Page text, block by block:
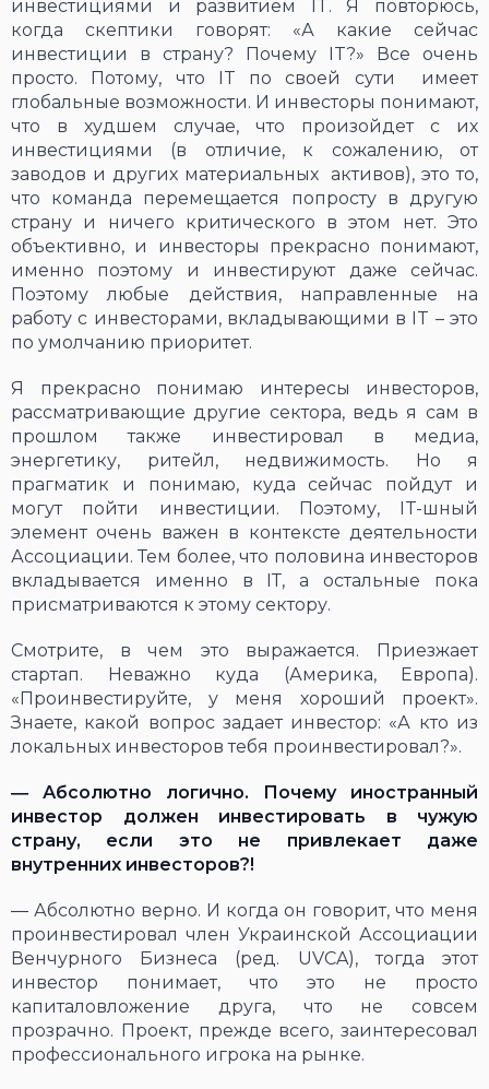
инвестициями и развитием IT. Я повторюсь,
когда скептики говорят: «А какие сейчас
инвестиции в страну? Почему IT?» Все очень
просто. Потому, что IT по своей сути имеет
глобальные возможности. И инвесторы понимают,
что в худшем случае, что произойдет с их
инвестициями (в отличие, к сожалению, от
заводов и других материальных активов), это то,
что команда перемещается попросту в другую
страну и ничего критического в этом нет. Это
объективно, и инвесторы прекрасно понимают,
именно поэтому и инвестируют даже сейчас.
Поэтому любые действия, направленные на
работу с инвесторами, вкладывающими в IT – это
по умолчанию приоритет.
Я прекрасно понимаю интересы инвесторов,
рассматривающие другие сектора, ведь я сам в
прошлом также инвестировал в медиа,
энергетику, ритейл, недвижимость. Но я
прагматик и понимаю, куда сейчас пойдут и
могут пойти инвестиции. Поэтому, IT-шный
элемент очень важен в контексте деятельности
Ассоциации. Тем более, что половина инвесторов
вкладывается именно в ІТ, а остальные пока
присматриваются к этому сектору.
Смотрите, в чем это выражается. Приезжает
стартап. Неважно куда (Америка, Европа).
«Проинвестируйте, у меня хороший проект».
Знаете, какой вопрос задает инвестор: «А кто из
локальных инвесторов тебя проинвестировал?».
― Абсолютно логично. Почему иностранный
инвестор должен инвестировать в чужую
страну, если это не привлекает даже
внутренних инвесторов?!
― Абсолютно верно. И когда он говорит, что меня
проинвестировал член Украинской Ассоциации
Венчурного Бизнеса (ред. UVCA), тогда этот
инвестор понимает, что это не просто
капиталовложение друга, что не совсем
прозрачно. Проект, прежде всего, заинтересовал
профессионального игрока на рынке.